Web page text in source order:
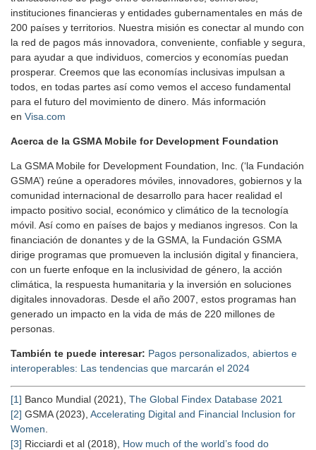
instituciones financieras y entidades gubernamentales en más de
200 países y territorios. Nuestra misión es conectar al mundo con
la red de pagos más innovadora, conveniente, confiable y segura,
para ayudar a que individuos, comercios y economías puedan
prosperar. Creemos que las economías inclusivas impulsan a
todos, en todas partes así como vemos el acceso fundamental
para el futuro del movimiento de dinero. Más información
en Visa.com
Acerca de la GSMA Mobile for Development Foundation
La GSMA Mobile for Development Foundation, Inc. (‘la Fundación
GSMA’) reúne a operadores móviles, innovadores, gobiernos y la
comunidad internacional de desarrollo para hacer realidad el
impacto positivo social, económico y climático de la tecnología
móvil. Así como en países de bajos y medianos ingresos. Con la
financiación de donantes y de la GSMA, la Fundación GSMA
dirige programas que promueven la inclusión digital y financiera,
con un fuerte enfoque en la inclusividad de género, la acción
climática, la respuesta humanitaria y la inversión en soluciones
digitales innovadoras. Desde el año 2007, estos programas han
generado un impacto en la vida de más de 220 millones de
personas.
También te puede interesar: Pagos personalizados, abiertos e
interoperables: Las tendencias que marcarán el 2024
[1] Banco Mundial (2021), The Global Findex Database 2021
[2] GSMA (2023), Accelerating Digital and Financial Inclusion for
Women
[3] Ricciardi et al (2018), How much of the world’s food do